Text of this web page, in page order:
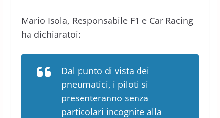
Mario Isola, Responsabile F1 e Car Racing
ha dichiaratoi:
Dal punto di vista dei
pneumatici, i piloti si
presenteranno senza
particolari incognite alla